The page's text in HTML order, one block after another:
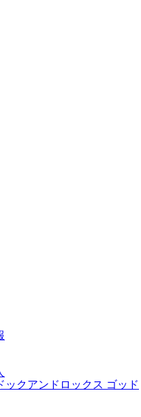
ックアンドロックス ゴッド